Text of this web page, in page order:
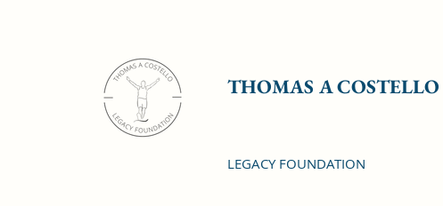
THOMAS A COSTELLO
LEGACY FOUNDATION